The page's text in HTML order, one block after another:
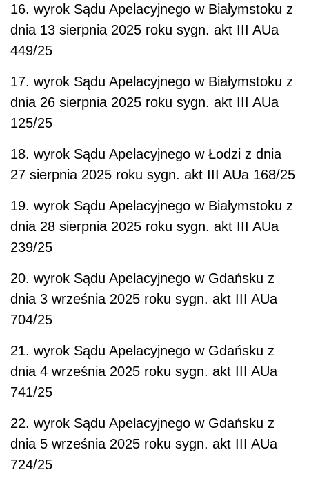
16. wyrok Sądu Apelacyjnego w Białymstoku z
dnia 13 sierpnia 2025 roku sygn. akt III AUa
449/25
17. wyrok Sądu Apelacyjnego w Białymstoku z
dnia 26 sierpnia 2025 roku sygn. akt III AUa
125/25
18. wyrok Sądu Apelacyjnego w Łodzi z dnia
27 sierpnia 2025 roku sygn. akt III AUa 168/25
19. wyrok Sądu Apelacyjnego w Białymstoku z
dnia 28 sierpnia 2025 roku sygn. akt III AUa
239/25
20. wyrok Sądu Apelacyjnego w Gdańsku z
dnia 3 września 2025 roku sygn. akt III AUa
704/25
21. wyrok Sądu Apelacyjnego w Gdańsku z
dnia 4 września 2025 roku sygn. akt III AUa
741/25
22. wyrok Sądu Apelacyjnego w Gdańsku z
dnia 5 września 2025 roku sygn. akt III AUa
724/25